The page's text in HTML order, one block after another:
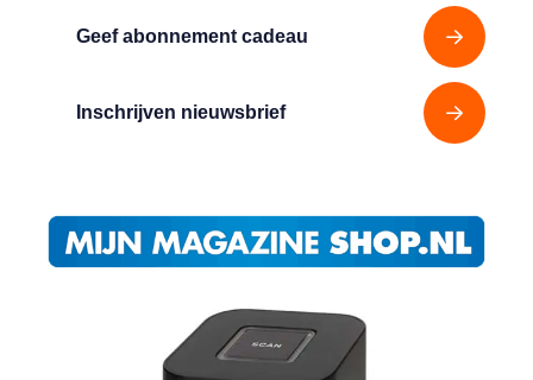
Geef abonnement cadeau
Inschrijven nieuwsbrief